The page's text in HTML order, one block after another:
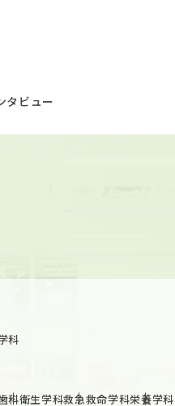
タビュー
科
科衛生学科救急救命学科栄養学科